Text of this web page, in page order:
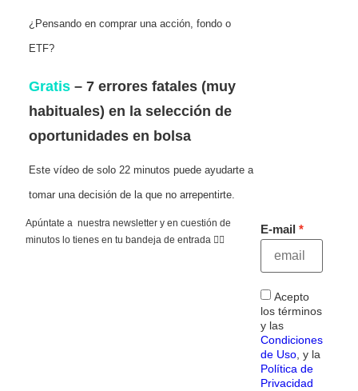
¿Pensando en comprar una acción, fondo o
ETF?
Gratis – 7 errores fatales (muy
habituales) en la selección de
oportunidades en bolsa
Este vídeo de solo 22 minutos puede ayudarte a
tomar una decisión de la que no arrepentirte.
Apúntate a nuestra newsletter y en cuestión de
minutos lo tienes en tu bandeja de entrada 👇🏻
E-mail
Acepto
los términos
y las
Condiciones
de Uso, y la
Política de
Privacidad